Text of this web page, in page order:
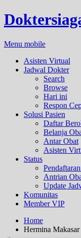
Menu mobile
Asisten Virtual
Jadwal Dokter
Search
Browse
Hari ini
Respon
Solusi Pasien
Daftar
Belanja
Antar Obat
Asisten
Status
Antrian
Update
Komunitas
Member VIP
Home
Hermina Makasar